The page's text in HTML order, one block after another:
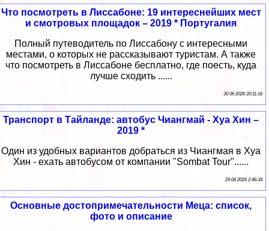
Что посмотреть в Лиссабоне: 19 интереснейших мест
и смотровых площадок – 2019 * Португалия
Полный путеводитель по Лиссабону с интересными
местами, о которых не рассказывают туристам. А также
что посмотреть в Лиссабоне бесплатно, где поесть, куда
лучше сходить ......
30 06 2026 20:11:16
Транспорт в Тайланде: автобус Чиангмай - Хуа Хин –
2019 *
Один из удобных вариантов добраться из Чиангмая в Хуа
Хин - ехать автобусом от компании "Sombat Tour"......
29 06 2026 2:46:34
Основные достопримечательности Меца: список,
фото и описание